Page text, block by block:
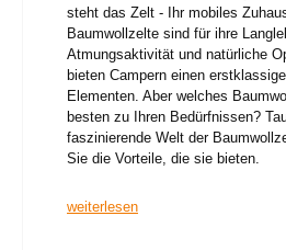
steht das Zelt - Ihr mobiles
Baumwollzelte sind für ihre
Atmungsaktivität und natürliche
bieten Campern einen
Elementen. Aber welches
besten zu Ihren Bedürfnissen?
faszinierende Welt der
Sie die Vorteile, die sie bieten.
weiterlesen